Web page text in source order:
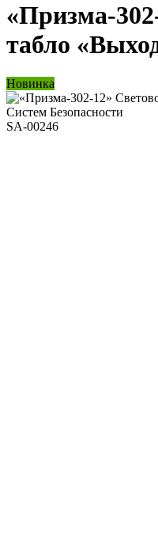
«Призма-
табло
Новинка
SA-00246